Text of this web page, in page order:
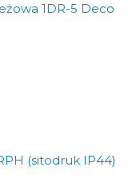
1DR-5 Deco
(sitodruk IP44)